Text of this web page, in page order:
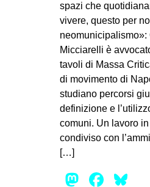
MSM
STUDENTI
ZAM
SPAZI
spazi che
vivere, questo per
neomunicipalismo»:
Micciarelli è
tavoli di Massa
di movimento di
studiano percorsi
definizione e
comuni. Un lavoro
condiviso con
[…]